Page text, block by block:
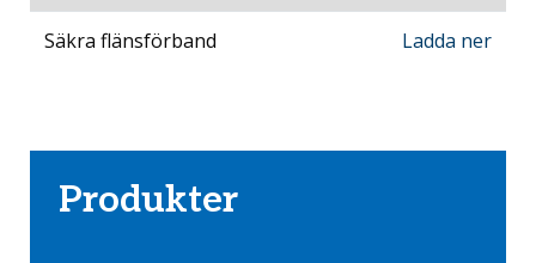
Säkra flänsförband Ladda ner
Produkter